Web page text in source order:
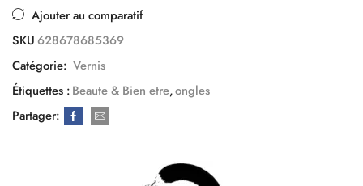
Ajouter au comparatif
SKU628678685369
Catégorie: Vernis
Étiquettes :Beaute & Bien etre,ongles
Partager: